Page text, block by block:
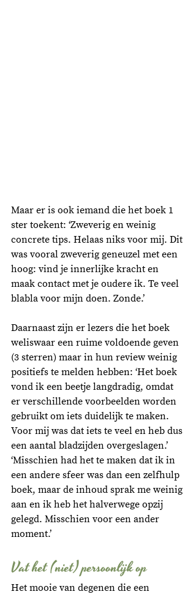
Maar er is ook iemand die het boek 1
ster toekent: ‘Zweverig en weinig
concrete tips. Helaas niks voor mij. Dit
was vooral zweverig geneuzel met een
hoog: vind je innerlijke kracht en
maak contact met je oudere ik. Te veel
blabla voor mijn doen. Zonde.’
Daarnaast zijn er lezers die het boek
weliswaar een ruime voldoende geven
(3 sterren) maar in hun review weinig
positiefs te melden hebben: ‘Het boek
vond ik een beetje langdradig, omdat
er verschillende voorbeelden worden
gebruikt om iets duidelijk te maken.
Voor mij was dat iets te veel en heb dus
een aantal bladzijden overgeslagen.’
‘Misschien had het te maken dat ik in
een andere sfeer was dan een zelfhulp
boek, maar de inhoud sprak me weinig
aan en ik heb het halverwege opzij
gelegd. Misschien voor een ander
moment.’
Vat het (niet) persoonlijk op
Het mooie van degenen die een